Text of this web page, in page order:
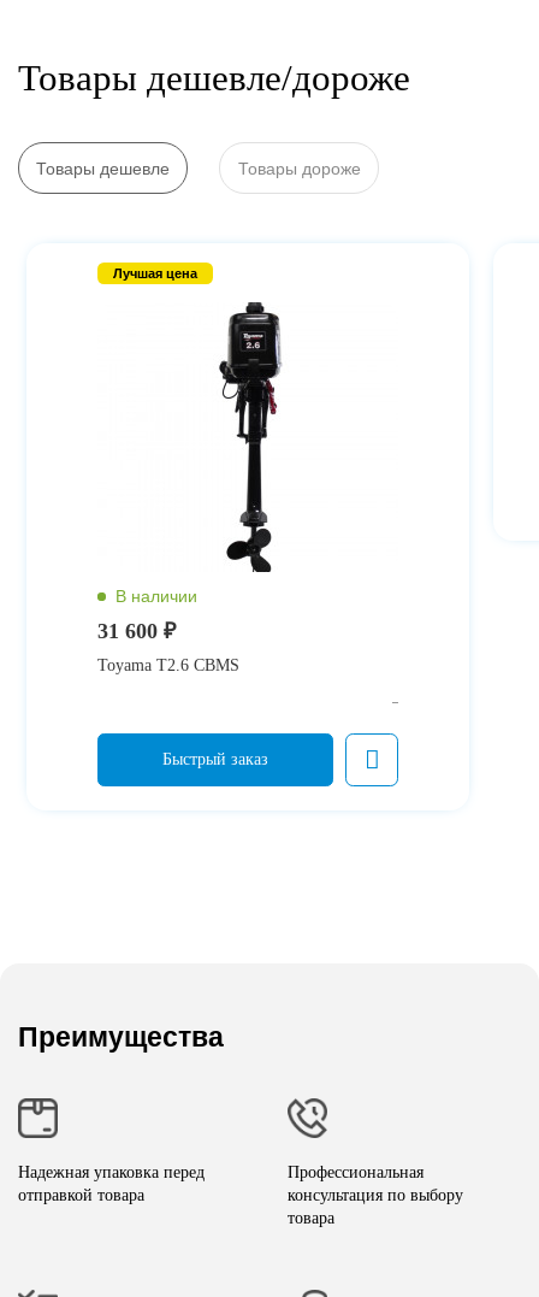
Товары дешевле/дороже
Товары дешевле Товары дороже
Лучшая цена
31 600 ₽
Toyama T2.6 CBMS
Преимущества
Надежная упаковка перед
отправкой товара
Профессиональная
консультация по выбору
товара